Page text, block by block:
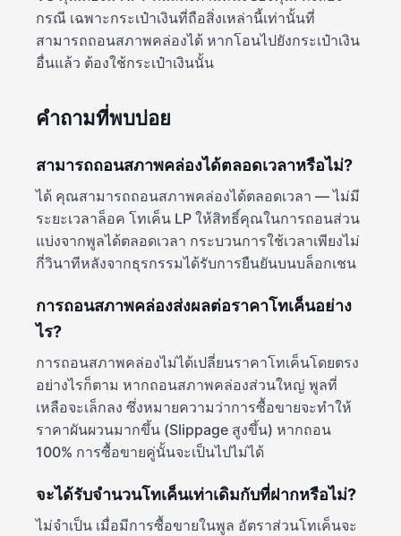
กรณี เฉพาะกระเป๋าเงินที่ถือสิ่งเหล่านี้เท่านั้นที่
สามารถถอนสภาพคล่องได้ หากโอนไปยังกระเป๋าเงิน
อื่นแล้ว ต้องใช้กระเป๋าเงินนั้น
คำถามที่พบบ่อย
สามารถถอนสภาพคล่องได้ตลอดเวลาหรือไม่?
ได้ คุณสามารถถอนสภาพคล่องได้ตลอดเวลา — ไม่มี
ระยะเวลาล็อค โทเค็น LP ให้สิทธิ์คุณในการถอนส่วน
แบ่งจากพูลได้ตลอดเวลา กระบวนการใช้เวลาเพียงไม่
กี่วินาทีหลังจากธุรกรรมได้รับการยืนยันบนบล็อกเชน
การถอนสภาพคล่องส่งผลต่อราคาโทเค็นอย่าง
ไร?
การถอนสภาพคล่องไม่ได้เปลี่ยนราคาโทเค็นโดยตรง
อย่างไรก็ตาม หากถอนสภาพคล่องส่วนใหญ่ พูลที่
เหลือจะเล็กลง ซึ่งหมายความว่าการซื้อขายจะทำให้
ราคาผันผวนมากขึ้น (Slippage สูงขึ้น) หากถอน
100% การซื้อขายคู่นั้นจะเป็นไปไม่ได้
จะได้รับจำนวนโทเค็นเท่าเดิมกับที่ฝากหรือไม่?
ไม่จำเป็น เมื่อมีการซื้อขายในพูล อัตราส่วนโทเค็นจะ